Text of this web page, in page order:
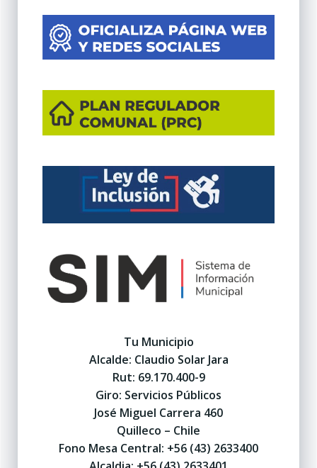
Tu Municipio
Alcalde: Claudio Solar Jara
Rut: 69.170.400-9
Giro: Servicios Públicos
José Miguel Carrera 460
Quilleco – Chile
Fono Mesa Central: +56 (43) 2633400